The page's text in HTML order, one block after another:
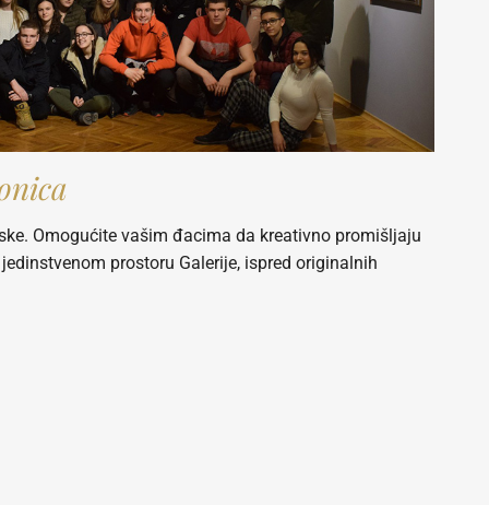
Omogućite vašim đacima da kreativno promišljaju
prostoru Galerije, ispred originalnih